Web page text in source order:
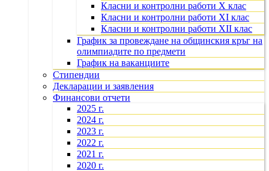
Класни и контролни работи X клас
Класни и контролни работи XI клас
Класни и контролни работи XII клас
График за провеждане на общинския кръг на
олимпиадите по предмети
График на ваканциите
Стипендии
Декларации и заявления
Финансови отчети
2025 г.
2024 г.
2023 г.
2022 г.
2021 г.
2020 г.